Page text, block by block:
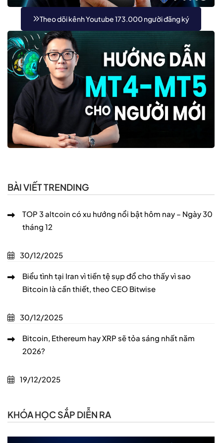
Theo dõi kênh Youtube 173.000 người đăng ký
BÀI VIẾT TRENDING
TOP 3 altcoin có xu hướng nổi bật hôm nay – Ngày 30
tháng 12
30/12/2025
Biểu tình tại Iran vì tiền tệ sụp đổ cho thấy vì sao
Bitcoin là cần thiết, theo CEO Bitwise
30/12/2025
Bitcoin, Ethereum hay XRP sẽ tỏa sáng nhất năm
2026?
19/12/2025
KHÓA HỌC SẮP DIỄN RA